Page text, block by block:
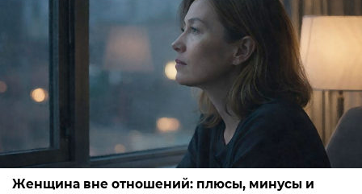
Женщина вне отношений: плюсы, минусы и